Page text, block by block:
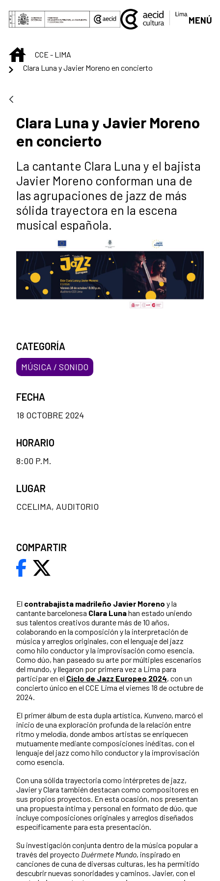
Saut au contenu principal
MENÚ
INICIOCCE - LIMA
Clara Luna y Javier Moreno en concierto
Clara Luna y Javier Moreno
en concierto
La cantante Clara Luna y el bajista
Javier Moreno conforman una de
las agrupaciones de jazz de más
sólida trayectora en la escena
musical española.
El contrabajista madrileño Javier Moreno y la
cantante barcelonesa Clara Lunahan estado uniendo
sus talentos creativos durante más de 10 años,
colaborando en la composición y la interpretación de
música y arreglos originales, con el lenguaje del jazz
como hilo conductor y la improvisación como esencia.
Como dúo, han paseado su arte por múltiples escenarios
del mundo, y llegaron por primera vez a Lima para
participar en el Ciclo de Jazz Europeo 2024, con un
concierto único en el CCE Lima el viernes 18 de octubre de
2024.
El primer álbum de esta dupla artística, Kunveno, marcó el
inicio de una exploración profunda de la relación entre
ritmo y melodía, donde ambos artistas se enriquecen
mutuamente mediante composiciones inéditas, con el
lenguaje del jazz como hilo conductor y la improvisación
como esencia.
Con una sólida trayectoria como intérpretes de jazz,
Javier y Clara también destacan como compositores en
sus propios proyectos. En esta ocasión, nos presentan
una propuesta íntima y personal en formato de dúo, que
incluye composiciones originales y arreglos diseñados
específicamente para esta presentación.
Su investigación conjunta dentro de la música popular a
través del proyecto Duérmete Mundo, inspirado en
canciones de cuna de diversas culturas, les ha permitido
descubrir nuevas sonoridades y caminos. Javier, con el
CATEGORÍA
MÚSICA / SONIDO
FECHA
18 OCTOBRE 2024
HORARIO
8:00 P.M.
LUGAR
CCELIMA, AUDITORIO
COMPARTIR